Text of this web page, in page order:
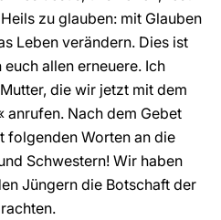
zu glauben: mit Glauben
Leben verändern. Dies ist
allen erneuere. Ich
die wir jetzt mit dem
anrufen. Nach dem Gebet
folgenden Worten an die
Schwestern! Wir haben
Jüngern die Botschaft der